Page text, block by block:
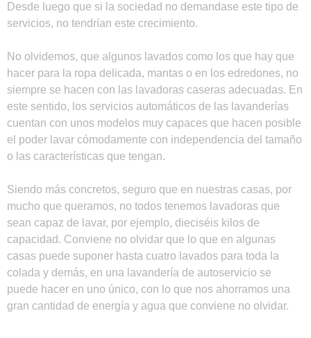
Desde luego que si la sociedad no demandase este tipo de
servicios, no tendrían este crecimiento.
No olvidemos, que algunos lavados como los que hay que
hacer para la ropa delicada, mantas o en los edredones, no
siempre se hacen con las lavadoras caseras adecuadas. En
este sentido, los servicios automáticos de las lavanderías
cuentan con unos modelos muy capaces que hacen posible
el poder lavar cómodamente con independencia del tamaño
o las características que tengan.
Siendo más concretos, seguro que en nuestras casas, por
mucho que queramos, no todos tenemos lavadoras que
sean capaz de lavar, por ejemplo, dieciséis kilos de
capacidad. Conviene no olvidar que lo que en algunas
casas puede suponer hasta cuatro lavados para toda la
colada y demás, en una lavandería de autoservicio se
puede hacer en uno único, con lo que nos ahorramos una
gran cantidad de energía y agua que conviene no olvidar.